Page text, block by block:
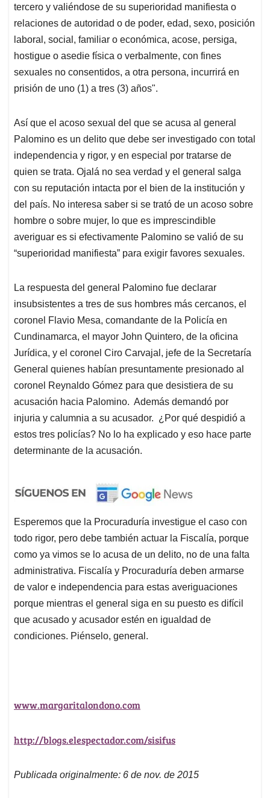
tercero y valiéndose de su superioridad manifiesta o
relaciones de autoridad o de poder, edad, sexo, posición
laboral, social, familiar o económica, acose, persiga,
hostigue o asedie física o verbalmente, con fines
sexuales no consentidos, a otra persona, incurrirá en
prisión de uno (1) a tres (3) años".
Así que el acoso sexual del que se acusa al general
Palomino es un delito que debe ser investigado con total
independencia y rigor, y en especial por tratarse de
quien se trata. Ojalá no sea verdad y el general salga
con su reputación intacta por el bien de la institución y
del país. No interesa saber si se trató de un acoso sobre
hombre o sobre mujer, lo que es imprescindible
averiguar es si efectivamente Palomino se valió de su
“superioridad manifiesta” para exigir favores sexuales.
La respuesta del general Palomino fue declarar
insubsistentes a tres de sus hombres más cercanos, el
coronel Flavio Mesa, comandante de la Policía en
Cundinamarca, el mayor John Quintero, de la oficina
Jurídica, y el coronel Ciro Carvajal, jefe de la Secretaría
General quienes habían presuntamente presionado al
coronel Reynaldo Gómez para que desistiera de su
acusación hacia Palomino. Además demandó por
injuria y calumnia a su acusador. ¿Por qué despidió a
estos tres policías? No lo ha explicado y eso hace parte
determinante de la acusación.
Esperemos que la Procuraduría investigue el caso con
todo rigor, pero debe también actuar la Fiscalía, porque
como ya vimos se lo acusa de un delito, no de una falta
administrativa. Fiscalía y Procuraduría deben armarse
de valor e independencia para estas averiguaciones
porque mientras el general siga en su puesto es difícil
que acusado y acusador estén en igualdad de
condiciones. Piénselo, general.
www.margaritalondono.com
http://blogs.elespectador.com/sisifus
Publicada originalmente: 6 de nov. de 2015